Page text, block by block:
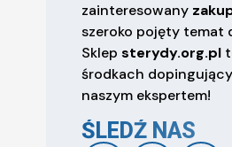
zainteresowany
szeroko pojęty temat
Sklep sterydy.org.pl
środkach
naszym ekspertem!
ŚLEDŹ NAS